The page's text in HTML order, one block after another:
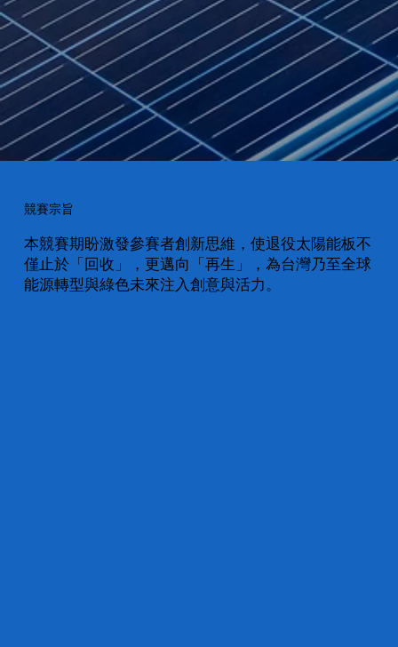
競賽宗旨
本競賽期盼激發參賽者創新思維，使退役太陽能板不
僅止於「回收」，更邁向「再生」，為台灣乃至全球
能源轉型與綠色未來注入創意與活力。